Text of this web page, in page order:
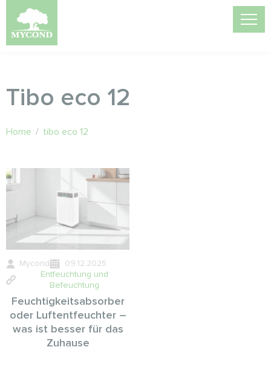
Tibo eco 12
Home / tibo eco 12
Mycond
09.12.2025
Entfeuchtung und
Befeuchtung
Feuchtigkeitsabsorber
oder Luftentfeuchter –
was ist besser für das
Zuhause